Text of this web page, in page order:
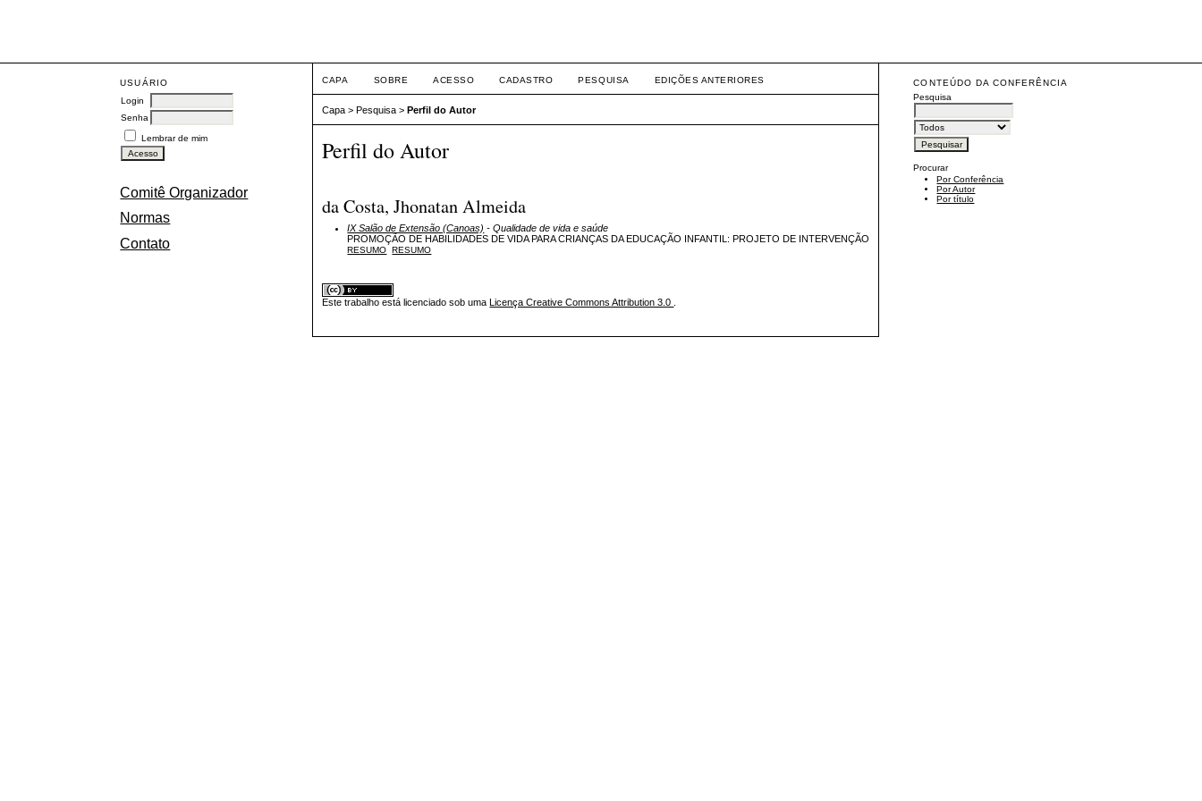
USUÁRIO
Login
Senha
Lembrar de mim
Comitê Organizador
Normas
Contato
CONTEÚDO DA CONFERÊNCIA
Pesquisa
Procurar
Por Conferência
Por Autor
Por título
CAPA SOBRE ACESSO CADASTRO PESQUISA EDIÇÕES ANTERIORES
Capa >Pesquisa >Perfil do Autor
Perfil do Autor
da Costa, Jhonatan Almeida
IX Salão de Extensão (Canoas) - Qualidade de vida e saúde
PROMOÇÃO DE HABILIDADES DE VIDA PARA CRIANÇAS DA EDUCAÇÃO INFANTIL: PROJETO DE INTERVENÇÃO
RESUMO RESUMO
Este trabalho está licenciado sob uma Licença Creative Commons Attribution 3.0